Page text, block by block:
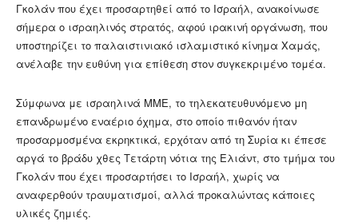
Γκολάν που έχει προσαρτηθεί από το Ισραήλ, ανακοίνωσε
σήμερα ο ισραηλινός στρατός, αφού ιρακινή οργάνωση, που
υποστηρίζει το παλαιστινιακό ισλαμιστικό κίνημα Χαμάς,
ανέλαβε την ευθύνη για επίθεση στον συγκεκριμένο τομέα.
Σύμφωνα με ισραηλινά ΜΜΕ, το τηλεκατευθυνόμενο μη
επανδρωμένο εναέριο όχημα, στο οποίο πιθανόν ήταν
προσαρμοσμένα εκρηκτικά, ερχόταν από τη Συρία κι έπεσε
αργά το βράδυ χθες Τετάρτη νότια της Ελιάντ, στο τμήμα του
Γκολάν που έχει προσαρτήσει το Ισραήλ, χωρίς να
αναφερθούν τραυματισμοί, αλλά προκαλώντας κάποιες
υλικές ζημιές.